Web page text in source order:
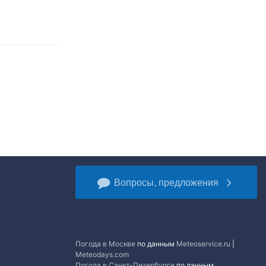
Вопросы, предложения
Погода в Москве по данным Meteoservice.ru
Meteodays.com